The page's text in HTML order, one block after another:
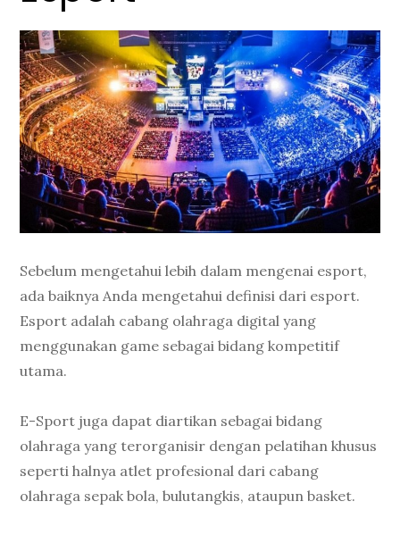
Sebelum mengetahui lebih dalam mengenai esport,
ada baiknya Anda mengetahui definisi dari esport.
Esport adalah cabang olahraga digital yang
menggunakan game sebagai bidang kompetitif
utama.
E-Sport juga dapat diartikan sebagai bidang
olahraga yang terorganisir dengan pelatihan khusus
seperti halnya atlet profesional dari cabang
olahraga sepak bola, bulutangkis, ataupun basket.